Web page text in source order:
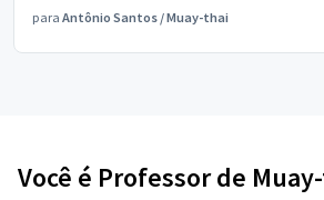
para Antônio Santos /Muay-thai
Você é Professor de